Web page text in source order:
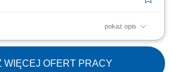
pokaż opis
2-letnie doświadczenie w robotach wod-kan;
zadań montażowych; Umiejętność
technicznej jako dodatkowy atut; Dobra
WIĘCEJ OFERT PRACY